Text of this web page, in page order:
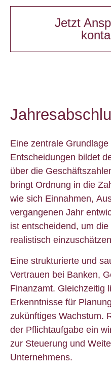
Jetzt
Eine zentrale
Entscheidungen bildet
über die
bringt Ordnung in die
wie sich Einnahmen,
vergangenen Jahr
ist entscheidend, um
realistisch
Eine strukturierte und
Vertrauen bei Banken,
Finanzamt. Gleichzeitig
Erkenntnisse für
zukünftiges Wachstum.
der Pflichtaufgabe ein
zur Steuerung und
Unternehmens.